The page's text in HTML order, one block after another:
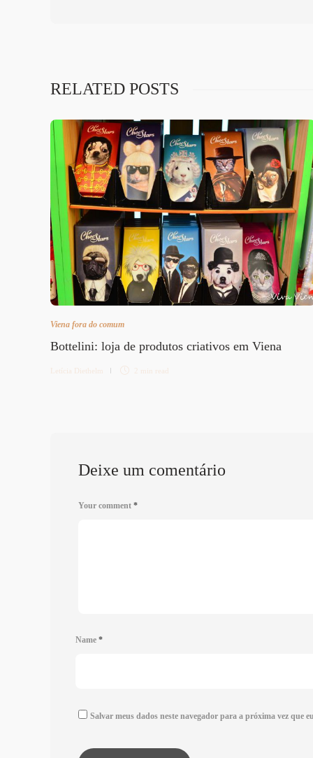
RELATED POSTS
Viena fora do comum
Bottelini: loja de produtos criativos em Viena
Letícia Diethelm 2 min read
Deixe um comentário
Your comment *
Name *
Salvar meus dados neste navegador para a próxima vez que